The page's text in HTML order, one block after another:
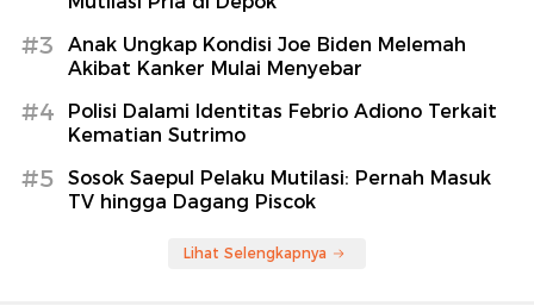
#3
Anak Ungkap Kondisi Joe Biden Melemah
Akibat Kanker Mulai Menyebar
#4
Polisi Dalami Identitas Febrio Adiono Terkait
Kematian Sutrimo
#5
Sosok Saepul Pelaku Mutilasi: Pernah Masuk
TV hingga Dagang Piscok
Lihat Selengkapnya